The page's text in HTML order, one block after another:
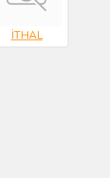
İTHAL